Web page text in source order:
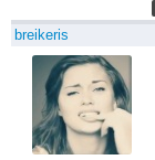
breikeris